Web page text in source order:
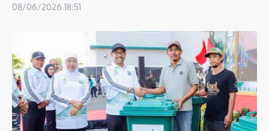
08/06/2026 18:51